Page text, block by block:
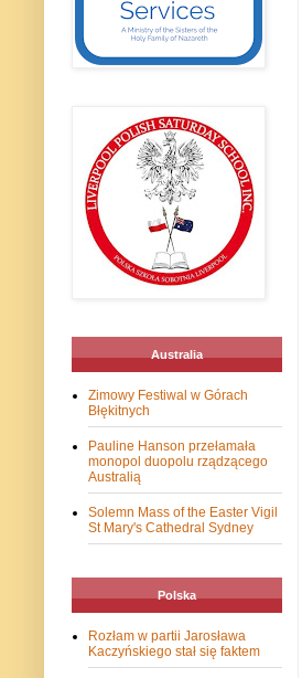
Australia
Zimowy Festiwal w Górach
Błękitnych
Pauline Hanson przełamała
monopol duopolu rządzącego
Australią
Solemn Mass of the Easter Vigil
St Mary's Cathedral Sydney
Polska
Rozłam w partii Jarosława
Kaczyńskiego stał się faktem